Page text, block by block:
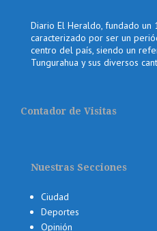
Diario El Heraldo, fundado
caracterizado por ser un
centro del país, siendo un
Tungurahua y sus diversos
Contador de Visitas
Nuestras Secciones
Ciudad
Deportes
Opinión